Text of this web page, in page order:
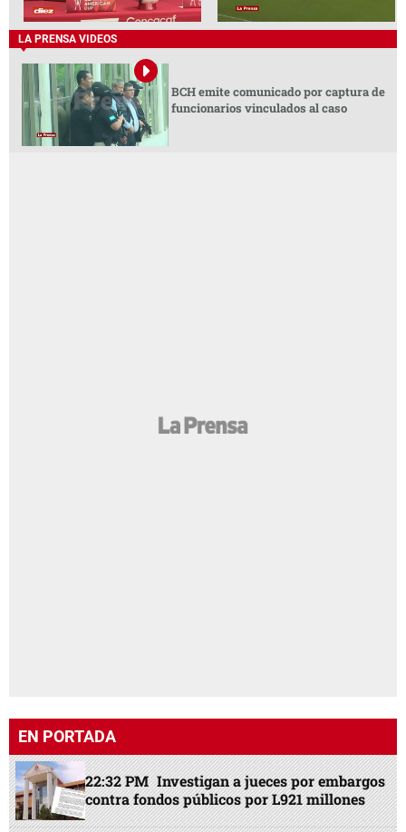
LA PRENSA VIDEOS
BCH emite comunicado por captura de
funcionarios vinculados al caso
EN PORTADA
22:32 PM Investigan a jueces por embargos
contra fondos públicos por L921 millones